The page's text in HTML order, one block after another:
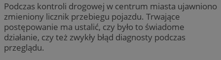
Podczas kontroli drogowej w centrum miasta ujawniono
zmieniony licznik przebiegu pojazdu. Trwające
postępowanie ma ustalić, czy było to świadome
działanie, czy też zwykły błąd diagnosty podczas
przeglądu.